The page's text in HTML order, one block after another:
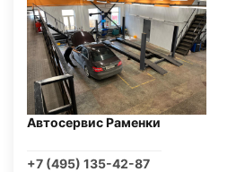
Автосервис Раменки
+7 (495) 135-42-87